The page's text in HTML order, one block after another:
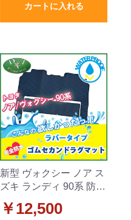
カートに入れる
新型 ヴォクシー ノア ス
ズキ ランディ 90系 防水
ト ラバータイプ 社外品
￥12,500